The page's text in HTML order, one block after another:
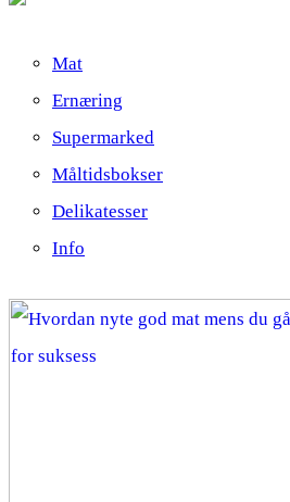
Mat
Ernæring
Supermarked
Måltidsbokser
Delikatesser
Info